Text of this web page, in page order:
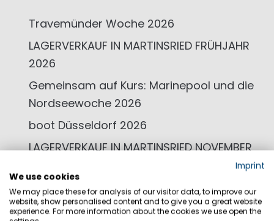
Travemünder Woche 2026
LAGERVERKAUF IN MARTINSRIED FRÜHJAHR
2026
Gemeinsam auf Kurs: Marinepool und die
Nordseewoche 2026
boot Düsseldorf 2026
LAGERVERKAUF IN MARTINSRIED NOVEMBER
Imprint
We use cookies
We may place these for analysis of our visitor data, to improve our
website, show personalised content and to give you a great website
experience. For more information about the cookies we use open the